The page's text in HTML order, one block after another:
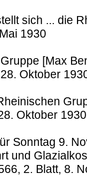
sich ... die
1930
[Max
Oktober
Oktober 1930
Sonntag 9.
und
2. Blatt, 8.